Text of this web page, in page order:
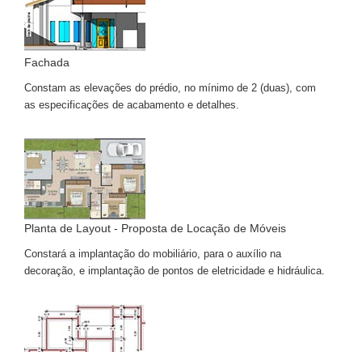
Fachada
Constam as elevações do prédio, no mínimo de 2 (duas), com
as especificações de acabamento e detalhes.
Planta de Layout - Proposta de Locação de Móveis
Constará a implantação do mobiliário, para o auxílio na
decoração, e implantação de pontos de eletricidade e hidráulica.